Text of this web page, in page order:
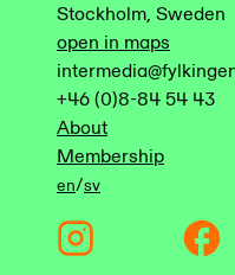
Stockholm, Sweden
open in maps
+46 (0)8-84 54 43
About
Membership
en/sv